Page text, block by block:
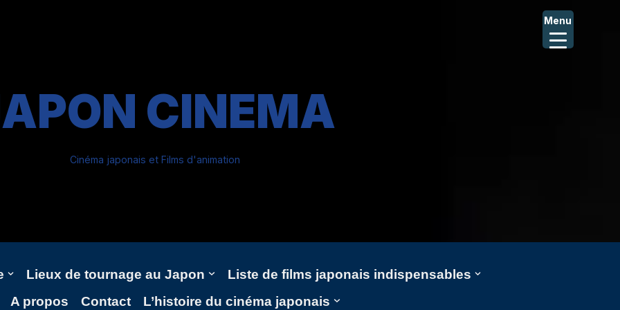
CINEMA
Cinéma japonais et Films d'animation
Lieux de tournage au Japon
Liste de films japonais indispensables
A propos Contact L’histoire du cinéma japonais
Menu